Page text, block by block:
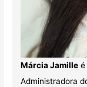
Márcia Jamilleé
Administradora